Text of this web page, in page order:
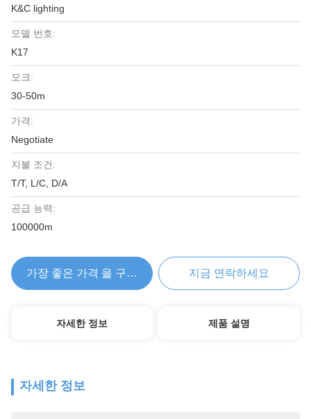
K&C lighting
모델 번호:
K17
모크:
30-50m
가격:
Negotiate
지불 조건:
T/T, L/C, D/A
공급 능력:
100000m
가장 좋은 가격 을 구하라 지금 연락하세요
자세한 정보 제품 설명
자세한 정보